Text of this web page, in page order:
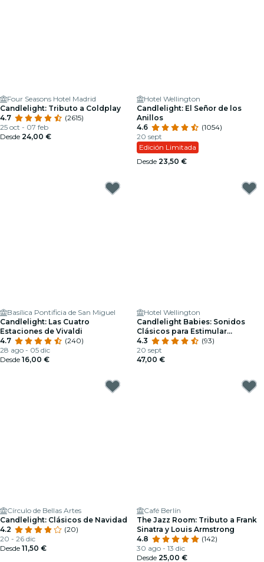
Four Seasons Hotel Madrid
Candlelight: Tributo a Coldplay
4.7
(2615)
25 oct - 07 feb
Desde 24,00 €
Hotel Wellington
Candlelight: El Señor de los
Anillos
4.6
(1054)
20 sept
Edición Limitada
Desde 23,50 €
Basílica Pontificia de San Miguel
Candlelight: Las Cuatro
Estaciones de Vivaldi
4.7
(240)
28 ago - 05 dic
Desde 16,00 €
Hotel Wellington
Candlelight Babies: Sonidos
Clásicos para Estimular
Pequeñas Mentes
4.3
(93)
20 sept
47,00 €
Círculo de Bellas Artes
Candlelight: Clásicos de Navidad
4.2
(20)
20 - 26 dic
Desde 11,50 €
Café Berlín
The Jazz Room: Tributo a Frank
Sinatra y Louis Armstrong
4.8
(142)
30 ago - 13 dic
Desde 25,00 €